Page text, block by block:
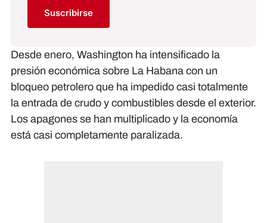
Suscribirse
Desde enero, Washington ha intensificado la
presión económica sobre La Habana con un
bloqueo petrolero que ha impedido casi totalmente
la entrada de crudo y combustibles desde el exterior.
Los apagones se han multiplicado y la economía
está casi completamente paralizada.